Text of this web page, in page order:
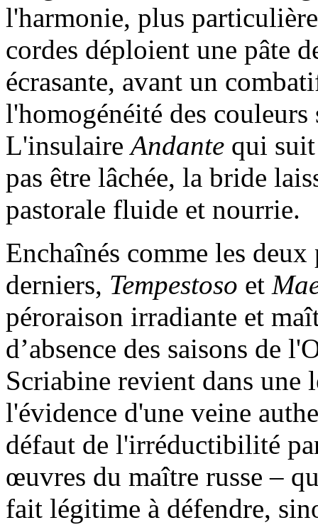
l'harmonie, plus
cordes déploient une pâte
écrasante, avant un
l'homogénéité des
L'insulaireAndante qui
pas être lâchée, la bride
pastorale fluide et nourrie.
Enchaînés comme les
derniers, Tempestoso et
péroraison irradiante et
d’absence des saisons de
Scriabine revient dans une
l'évidence d'une veine
défaut de l'irréductibilité
œuvres du maître russe –
fait légitime à défendre,